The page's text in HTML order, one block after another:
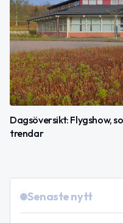
Dagsöversikt: Flygshow,
trendar
Senaste nytt